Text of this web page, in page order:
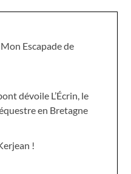
Escapade de
dévoile L’Écrin, le
en Bretagne
!